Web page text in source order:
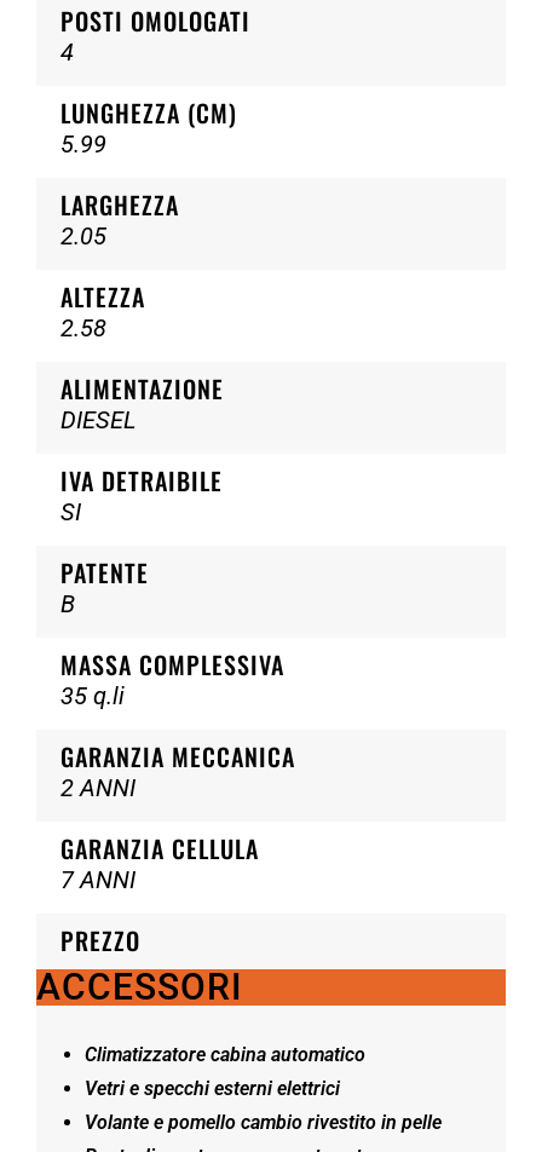
POSTI OMOLOGATI
4
LUNGHEZZA (CM)
5.99
LARGHEZZA
2.05
ALTEZZA
2.58
ALIMENTAZIONE
DIESEL
IVA DETRAIBILE
SI
PATENTE
B
MASSA COMPLESSIVA
35 q.li
GARANZIA MECCANICA
2 ANNI
GARANZIA CELLULA
7 ANNI
PREZZO
ACCESSORI
Climatizzatore cabina automatico
Vetri e specchi esterni elettrici
Volante e pomello cambio rivestito in pelle